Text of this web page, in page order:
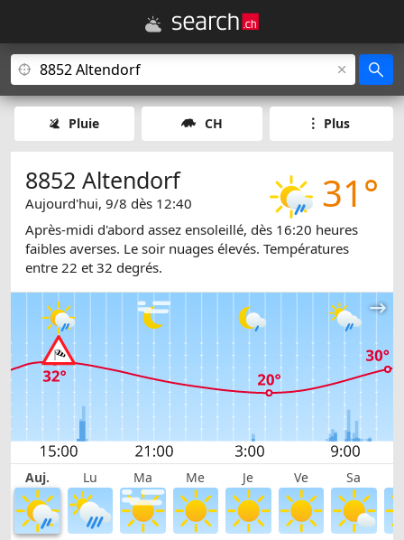
Pluie CH Plus
31°
8852 Altendorf
Aujourd'hui, 9/8 dès 12:40
Après-midi d'abord assez ensoleillé, dès 16:20 heures
faibles averses. Le soir nuages élevés. Températures
entre 22 et 32 degrés.
Auj. Lu Ma Me Je Ve Sa